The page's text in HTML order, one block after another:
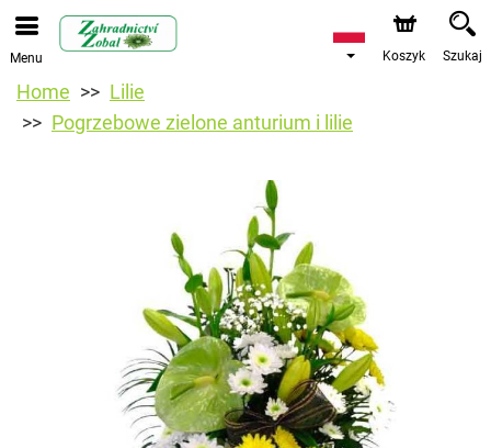
Menu Koszyk Szukaj
Home
Lilie
Pogrzebowe zielone anturium i lilie